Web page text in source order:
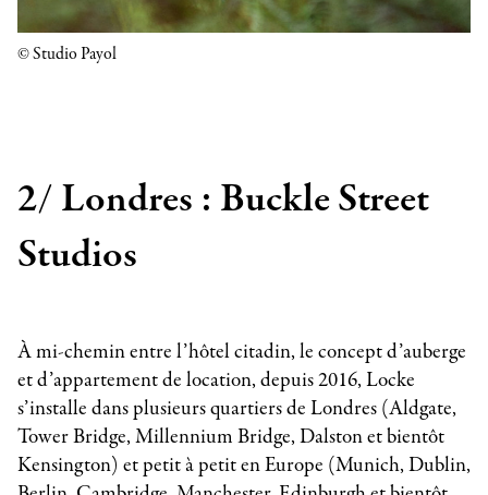
© Studio Payol
2/ Londres : Buckle Street
Studios
À mi-chemin entre l’hôtel citadin, le concept d’auberge
et d’appartement de location, depuis 2016, Locke
s’installe dans plusieurs quartiers de Londres (Aldgate,
Tower Bridge, Millennium Bridge, Dalston et bientôt
Kensington) et petit à petit en Europe (Munich, Dublin,